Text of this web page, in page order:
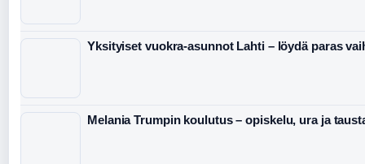
Yksityiset vuokra-asunnot Lahti – löydä paras
Melania Trumpin koulutus – opiskelu, ura ja